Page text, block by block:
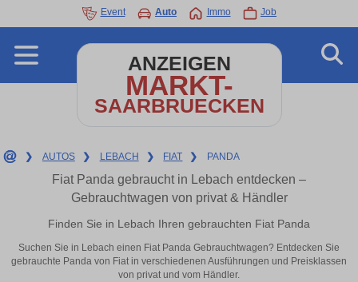
Event Auto Immo Job
ANZEIGEN
MARKT-
SAARBRUECKEN
❯ AUTOS ❯ LEBACH ❯ FIAT ❯ PANDA
Fiat Panda gebraucht in Lebach entdecken –
Gebrauchtwagen von privat & Händler
Finden Sie in Lebach Ihren gebrauchten Fiat Panda
Suchen Sie in Lebach einen Fiat Panda Gebrauchtwagen? Entdecken Sie
gebrauchte Panda von Fiat in verschiedenen Ausführungen und Preisklassen
von privat und vom Händler.